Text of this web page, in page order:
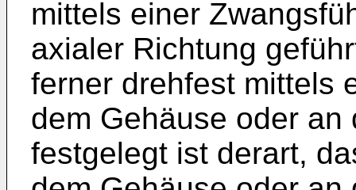
mittels einer
axialer Richtung
ferner drehfest mittels
dem Gehäuse oder
festgelegt ist derart,